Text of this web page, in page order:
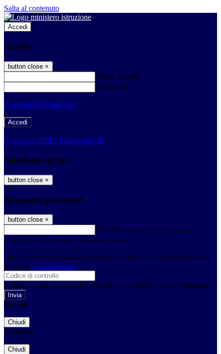
Salta al contenuto
Accedi
Accedi
button close ×
Nome Utente
Password
Password dimenticata?
-
Entra con SPID Entra con CIE
Seleziona utente
button close ×
Recupero password
button close ×
E-mail Verrà inviato un messaggio
all'indirizzo indicato con le istruzioni necessarie.
Non hai una e-mail associata al nome utente? Effettua il reset della password
tramite la Login Spaggiari
E-mail inviata, si prega di controllare la casella di posta elettronica!
Errore
Chiudi
Successo
Chiudi